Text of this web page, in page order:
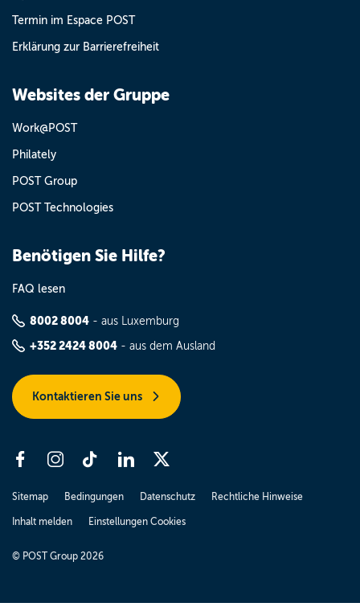
Termin im Espace POST
Erklärung zur Barrierefreiheit
Websites der Gruppe
Work@POST
Philately
POST Group
POST Technologies
Benötigen Sie Hilfe?
FAQ lesen
8002 8004 - aus Luxemburg
+352 2424 8004 - aus dem Ausland
Kontaktieren Sie uns
Sitemap Bedingungen Datenschutz Rechtliche Hinweise
Inhalt melden Einstellungen Cookies
© POST Group 2026